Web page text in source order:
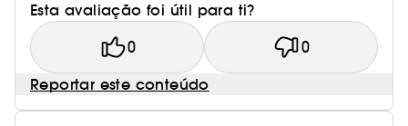
Esta avaliação foi útil para ti?
0 0
Reportar este conteúdo